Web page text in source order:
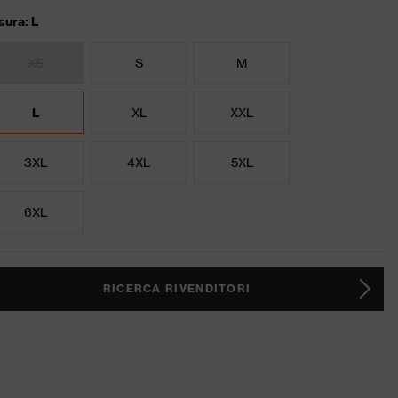
L
S M
L XL XXL
3XL 4XL 5XL
6XL
RICERCA RIVENDITORI